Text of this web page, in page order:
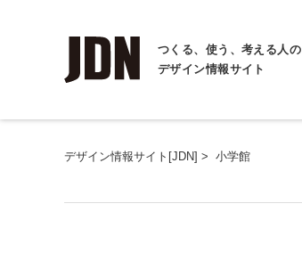
つくる、使う、考える人の
デザイン情報サイト
デザイン情報サイト[JDN] > 小学館